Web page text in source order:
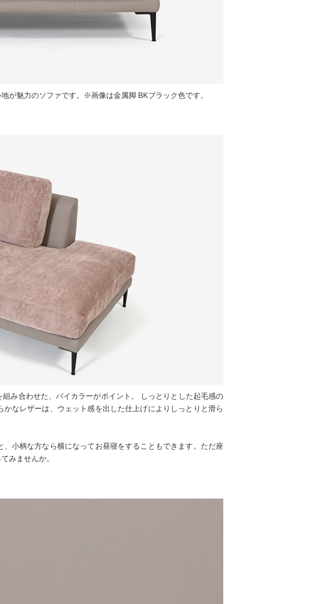
が魅力のソファです。※画像は金属脚 BKブラック色です。
み合わせた、バイカラーがポイント。 しっとりとした起毛感の
なレザーは、ウェット感を出した仕上げによりしっとりと滑ら
小柄な方なら横になってお昼寝をすることもできます。ただ座
みませんか。